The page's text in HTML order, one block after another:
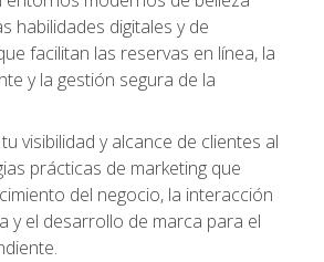
habilidades digitales y de
facilitan las reservas en línea, la
y la gestión segura de la
visibilidad y alcance de clientes al
prácticas de marketing que
del negocio, la interacción
y el desarrollo de marca para el